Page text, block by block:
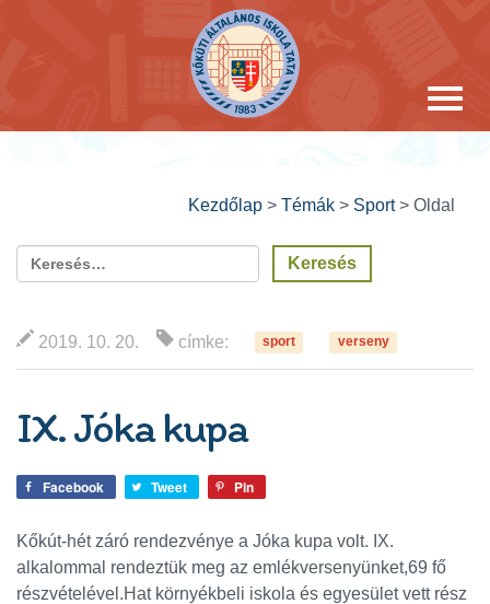
Kezdőlap > Témák > Sport> Oldal
2019. 10. 20. címke: sport verseny
IX. Jóka kupa
Facebook Tweet Pin
Kőkút-hét záró rendezvénye a Jóka kupa volt. IX.
alkalommal rendeztük meg az emlékversenyünket,69 fő
részvételével.Hat környékbeli iskola és egyesület vett rész